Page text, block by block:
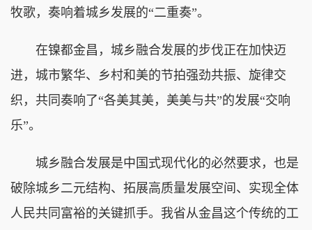
牧歌，奏响着城乡发展的“二重奏”。
在镍都金昌，城乡融合发展的步伐正在加快迈
进，城市繁华、乡村和美的节拍强劲共振、旋律交
织，共同奏响了“各美其美，美美与共”的发展“交响
乐”。
城乡融合发展是中国式现代化的必然要求，也是
破除城乡二元结构、拓展高质量发展空间、实现全体
人民共同富裕的关键抓手。我省从金昌这个传统的工